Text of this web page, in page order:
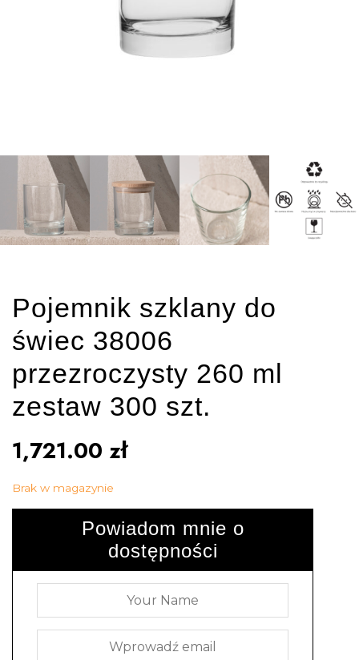
Pojemnik szklany do
świec 38006
przezroczysty 260 ml
zestaw 300 szt.
1,721.00 zł
Brak w magazynie
Powiadom mnie o
dostępności